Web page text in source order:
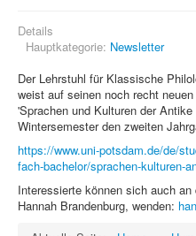
Details
Hauptkategorie: Newsletter
Der Lehrstuhl für Klassische
weist auf seinen noch recht
'Sprachen und Kulturen der
Wintersemester den zweiten
https://www.uni-potsdam.de/de/
fach-bachelor/sprachen-kulturen-
Interessierte können sich auch
Hannah Brandenburg, wenden: